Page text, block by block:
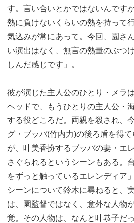
す。言い合いとかではないんです
熱に負けないくらいの熱を持って
気込みが常にあって。今回、園さ
い演出はなく、無言の熱量のぶつ
しんだ感じです」。
彼が演じた主人公のひとり・メラ
ヘッドで、もうひとりの主人公・
する役どころだ。両親を殺され、
グ・ブッバ(竹内力)の後ろ盾を得
が、叶美香扮するブッバの妻・エ
さぐられるというシーンもある。
をずっと触っているエレンディア
シーンについて鈴木に尋ねると、
は、園監督ではなく、意外な人物
覚。その人物は、なんと叶恭子だっ